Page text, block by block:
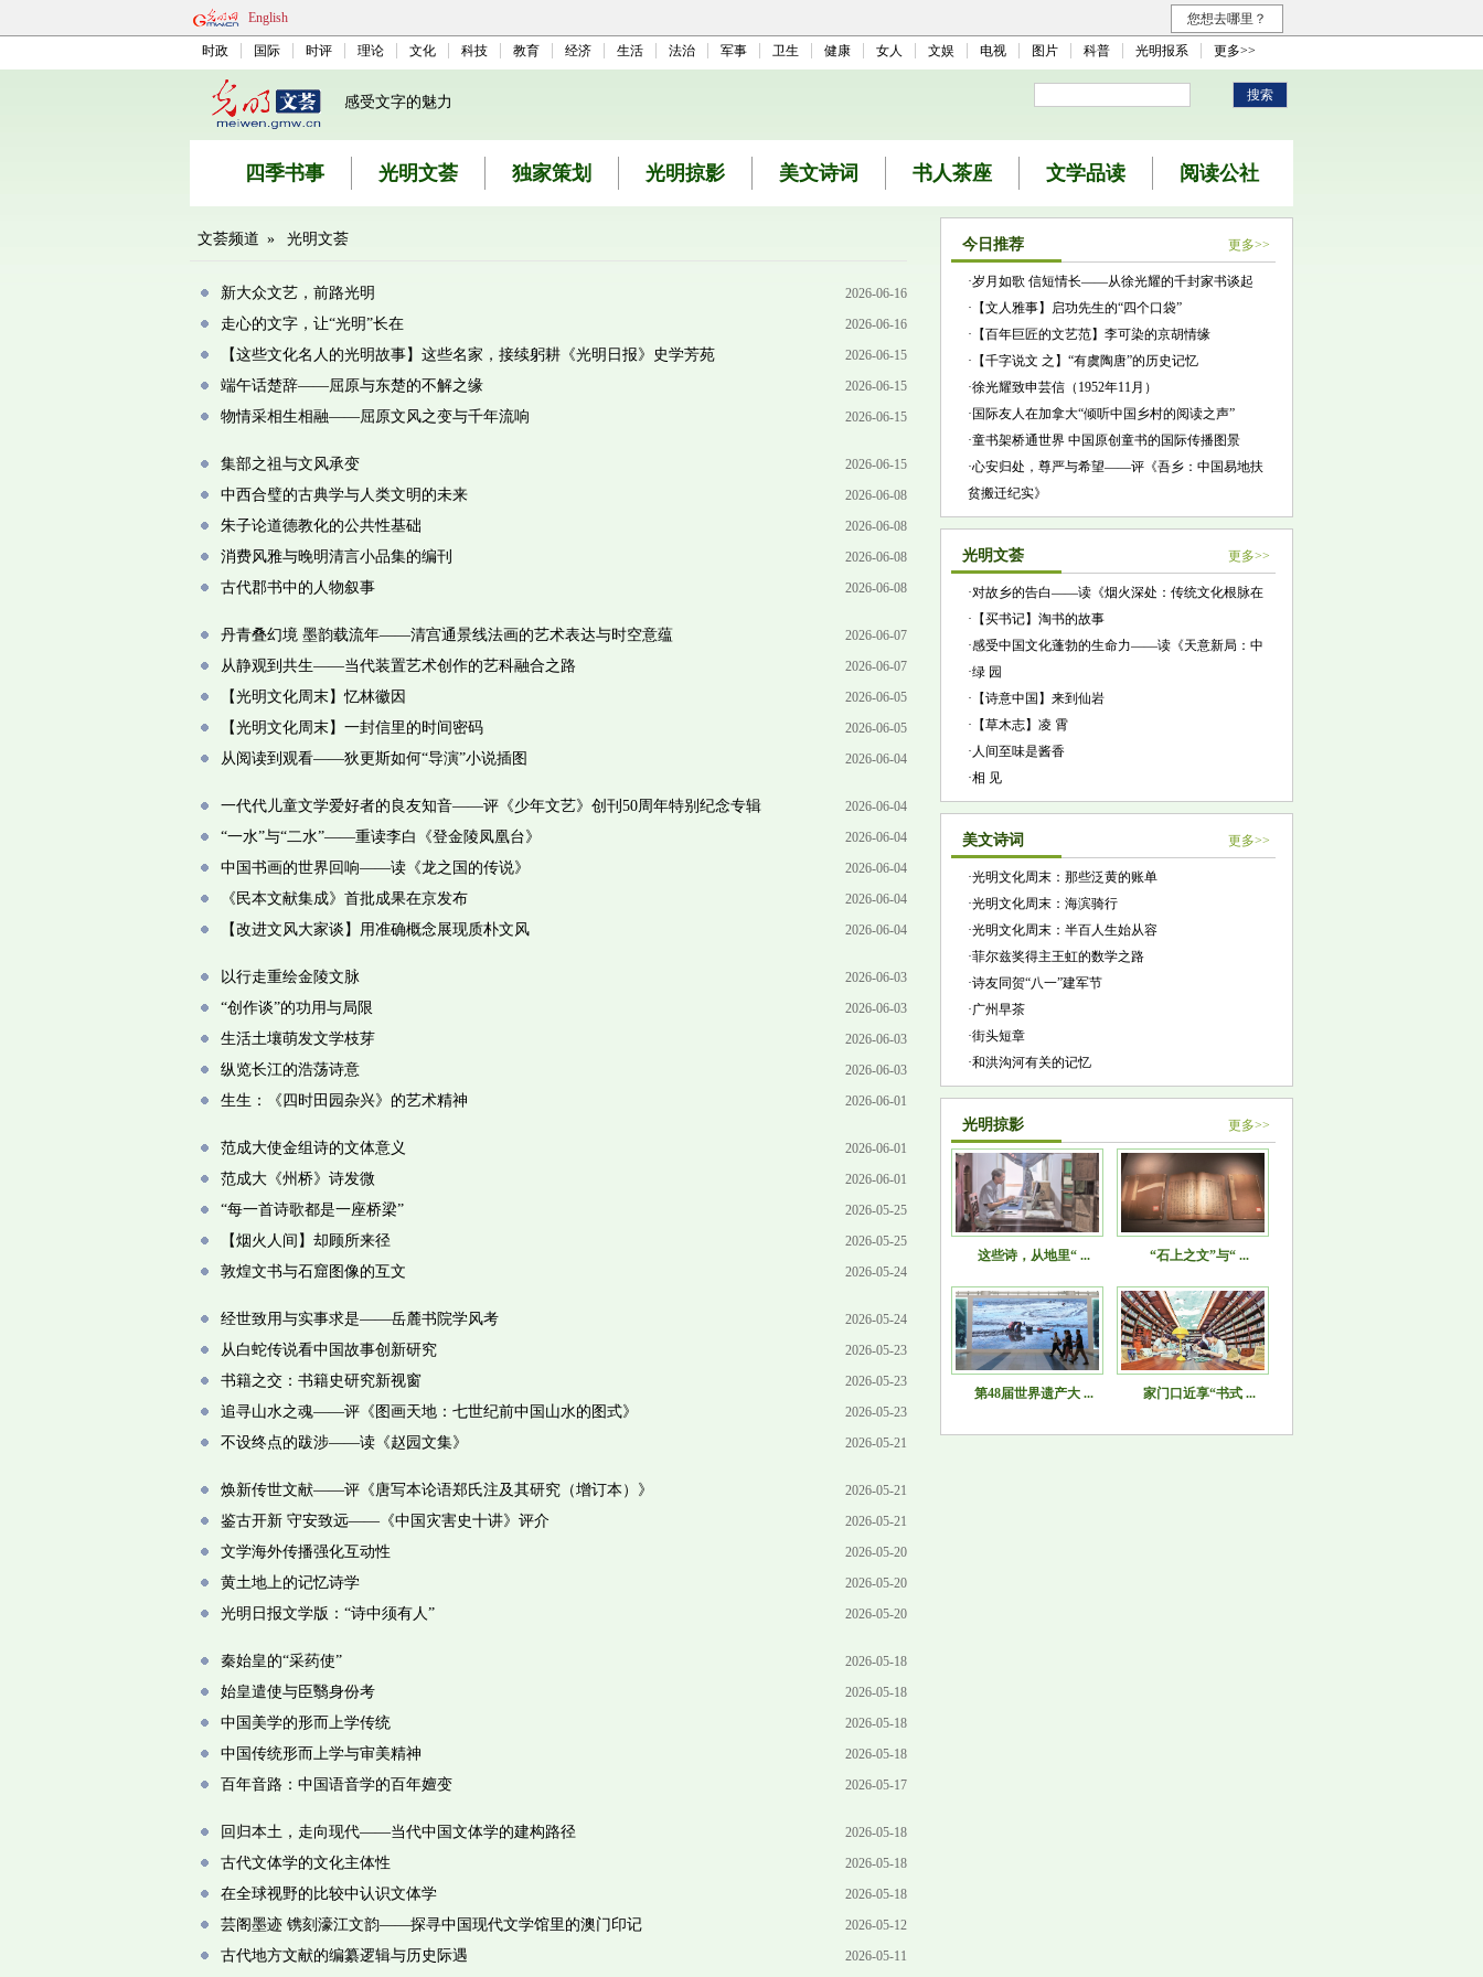
English 您想去哪里？
时政 国际 时评 理论 文化 科技 教育 经济 生活 法治 军事 卫生 健康 女人 文娱 电视 图片 科普 光明报系 更多>>
感受文字的魅力
四季书事 光明文荟 独家策划 光明掠影 美文诗词 书人茶座 文学品读 阅读公社
文荟频道 » 光明文荟
新大众文艺，前路光明 2026-06-16
走心的文字，让“光明”长在 2026-06-16
【这些文化名人的光明故事】这些名家，接续躬耕《光明日报》史学芳苑 2026-06-15
端午话楚辞——屈原与东楚的不解之缘 2026-06-15
物情采相生相融——屈原文风之变与千年流响 2026-06-15
集部之祖与文风承变 2026-06-15
中西合璧的古典学与人类文明的未来 2026-06-08
朱子论道德教化的公共性基础 2026-06-08
消费风雅与晚明清言小品集的编刊 2026-06-08
古代郡书中的人物叙事 2026-06-08
丹青叠幻境 墨韵载流年——清宫通景线法画的艺术表达与时空意蕴 2026-06-07
从静观到共生——当代装置艺术创作的艺科融合之路 2026-06-07
【光明文化周末】忆林徽因 2026-06-05
【光明文化周末】一封信里的时间密码 2026-06-05
从阅读到观看——狄更斯如何“导演”小说插图 2026-06-04
一代代儿童文学爱好者的良友知音——评《少年文艺》创刊50周年特别纪念专辑 2026-06-04
“一水”与“二水”——重读李白《登金陵凤凰台》 2026-06-04
中国书画的世界回响——读《龙之国的传说》 2026-06-04
《民本文献集成》首批成果在京发布 2026-06-04
【改进文风大家谈】用准确概念展现质朴文风 2026-06-04
以行走重绘金陵文脉 2026-06-03
“创作谈”的功用与局限 2026-06-03
生活土壤萌发文学枝芽 2026-06-03
纵览长江的浩荡诗意 2026-06-03
生生：《四时田园杂兴》的艺术精神 2026-06-01
范成大使金组诗的文体意义 2026-06-01
范成大《州桥》诗发微 2026-06-01
“每一首诗歌都是一座桥梁” 2026-05-25
【烟火人间】却顾所来径 2026-05-25
敦煌文书与石窟图像的互文 2026-05-24
经世致用与实事求是——岳麓书院学风考 2026-05-24
从白蛇传说看中国故事创新研究 2026-05-23
书籍之交：书籍史研究新视窗 2026-05-23
追寻山水之魂——评《图画天地：七世纪前中国山水的图式》 2026-05-23
不设终点的跋涉——读《赵园文集》 2026-05-21
焕新传世文献——评《唐写本论语郑氏注及其研究（增订本）》 2026-05-21
鉴古开新 守安致远——《中国灾害史十讲》评介 2026-05-21
文学海外传播强化互动性 2026-05-20
黄土地上的记忆诗学 2026-05-20
光明日报文学版：“诗中须有人” 2026-05-20
秦始皇的“采药使” 2026-05-18
始皇遣使与臣翳身份考 2026-05-18
中国美学的形而上学传统 2026-05-18
中国传统形而上学与审美精神 2026-05-18
百年音路：中国语音学的百年嬗变 2026-05-17
回归本土，走向现代——当代中国文体学的建构路径 2026-05-18
古代文体学的文化主体性 2026-05-18
在全球视野的比较中认识文体学 2026-05-18
芸阁墨迹 镌刻濠江文韵——探寻中国现代文学馆里的澳门印记 2026-05-12
古代地方文献的编纂逻辑与历史际遇 2026-05-11
今日推荐 更多>>
·岁月如歌 信短情长——从徐光耀的千封家书谈起
· 【文人雅事】启功先生的“四个口袋”
· 【百年巨匠的文艺范】李可染的京胡情缘
· 【千字说文 之】“有虞陶唐”的历史记忆
·徐光耀致申芸信（1952年11月）
· 国际友人在加拿大“倾听中国乡村的阅读之声”
·童书架桥通世界 中国原创童书的国际传播图景
·心安归处，尊严与希望——评《吾乡：中国易地扶
贫搬迁纪实》
光明文荟 更多>>
·对故乡的告白——读《烟火深处：传统文化根脉在
故乡》
· 【买书记】淘书的故事
·感受中国文化蓬勃的生命力——读《天意新局：中
国文化格局的形成》
·绿 园
· 【诗意中国】来到仙岩
· 【草木志】凌 霄
· 人间至味是酱香
·相 见
美文诗词 更多>>
·光明文化周末：那些泛黄的账单
·光明文化周末：海滨骑行
·光明文化周末：半百人生始从容
·菲尔兹奖得主王虹的数学之路
·诗友同贺“八一”建军节
·广州早茶
·街头短章
·和洪沟河有关的记忆
光明掠影 更多>>
这些诗，从地里“ ... “石上之文”与“ ...
第48届世界遗产大 ... 家门口近享“书式 ...